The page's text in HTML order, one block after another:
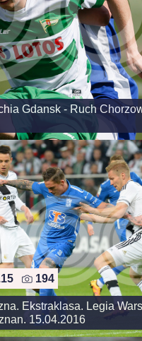
Gdansk - Ruch
194
Ekstraklasa. Legia
15.04.2016